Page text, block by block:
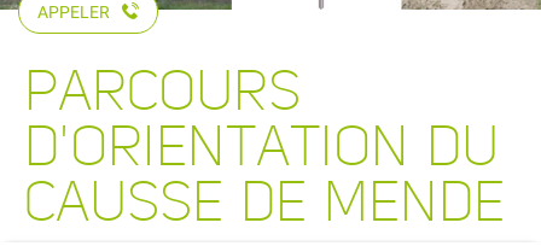
APPELER
PARCOURS
D'ORIENTATION DU
CAUSSE DE MENDE